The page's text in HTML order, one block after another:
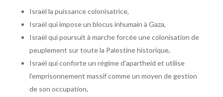
Israël la puissance colonisatrice,
Israël qui impose un blocus inhumain à Gaza,
Israël qui poursuit à marche forcée une colonisation de
peuplement sur toute la Palestine historique,
Israël qui conforte un régime d’apartheid et utilise
l’emprisonnement massif comme un moyen de gestion
de son occupation,